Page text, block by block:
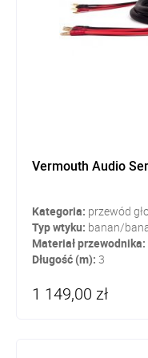
Vermouth Audio
Kategoria: przewód
Typ wtyku: banan/
Materiał przewodnika:
Długość (m): 3
1 149,00 zł